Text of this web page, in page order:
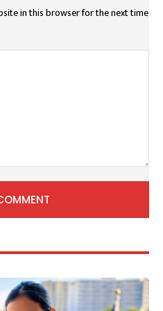
in this browser for the next time